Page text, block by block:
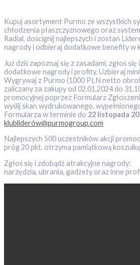
Kupuj asortyment Purmo ze wszystkich
chłodzenia płaszczyznowego oraz
Radial, doścignij najlepszych i zostań
nagrody i odbieraj dodatkowe benefity w
Już dziś zapoznaj się z zasadami, zgłoś
dodatkowe nagrody i profity. Uzbieraj
Wygrywaj z Purmo (1000 PLN netto
zaliczany za zakupy od 02.01.2024 do
promocyjnej poprzez Formularz
wyślij skan wydrukowanego,
Formularza w terminie do 22 listopada
klubliderów@purmogroup.com
Najlepszych 500 uczestników akcji
próg 20 pkt. otrzyma pamiątkową
Zgłoś się i zdobądź atrakcyjne nagrody:
narzędzia, ubrania, gadżety oraz inne